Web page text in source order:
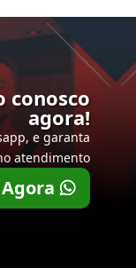
conosco
agora!
e garanta
atendimento